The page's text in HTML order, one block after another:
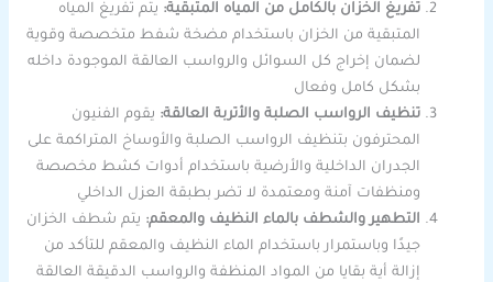
تفريغ الخزان بالكامل من المياه المتبقية: يتم تفريغ المياه
المتبقية من الخزان باستخدام مضخة شفط متخصصة وقوية
لضمان إخراج كل السوائل والرواسب العالقة الموجودة داخله
بشكل كامل وفعال
تنظيف الرواسب الصلبة والأتربة العالقة: يقوم الفنيون
المحترفون بتنظيف الرواسب الصلبة والأوساخ المتراكمة على
الجدران الداخلية والأرضية باستخدام أدوات كشط مخصصة
ومنظفات آمنة ومعتمدة لا تضر بطبقة العزل الداخلي
التطهير والشطف بالماء النظيف والمعقم: يتم شطف الخزان
جيدًا وباستمرار باستخدام الماء النظيف والمعقم للتأكد من
إزالة أية بقايا من المواد المنظفة والرواسب الدقيقة العالقة